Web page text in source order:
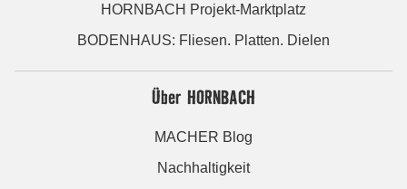
HORNBACH Projekt-Marktplatz
BODENHAUS: Fliesen. Platten. Dielen
Über HORNBACH
MACHER Blog
Nachhaltigkeit